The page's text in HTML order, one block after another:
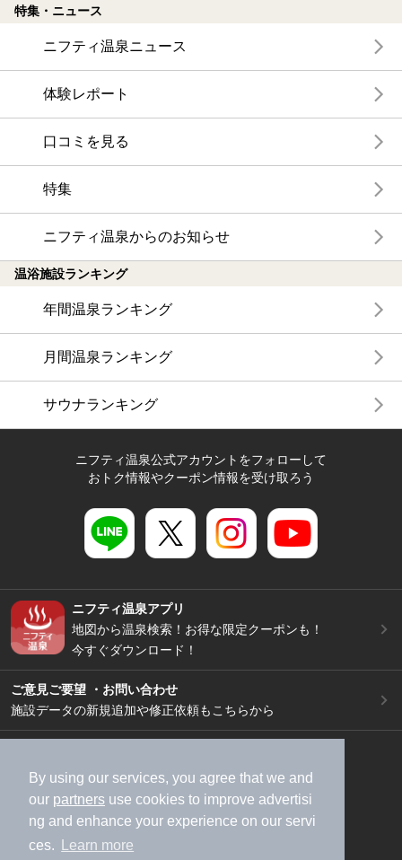
By using our services, you agree that we and
our partners use cookies to improve advertisi
ng and enhance your experience on our servi
ces.
Learn more
特集・ニュース
ニフティ温泉ニュース
体験レポート
口コミを見る
特集
ニフティ温泉からのお知らせ
温浴施設ランキング
年間温泉ランキング
月間温泉ランキング
サウナランキング
ニフティ温泉公式アカウントをフォローして
おトク情報やクーポン情報を受け取ろう
ニフティ温泉アプリ
地図から温泉検索！お得な限定クーポンも！
今すぐダウンロード！
ご意見ご要望 ・お問い合わせ
施設データの新規追加や修正依頼もこちらから
加盟店募集（資料請求）
広告出稿のご案内
利用規約
ライフスタイルMEMBERS+規約
特定商取引法に基づく表記
ヘルプ
採用情報
運営会社